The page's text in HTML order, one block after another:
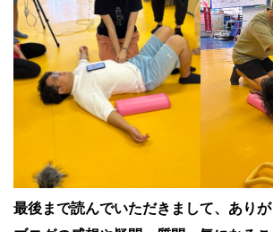
最後まで読んでいただきまして、ありが